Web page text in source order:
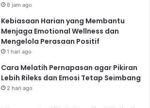
8 jam ago
Kebiasaan Harian yang Membantu
Menjaga Emotional Wellness dan
Mengelola Perasaan Positif
1 hari ago
Cara Melatih Pernapasan agar Pikiran
Lebih Rileks dan Emosi Tetap Seimbang
2 hari ago